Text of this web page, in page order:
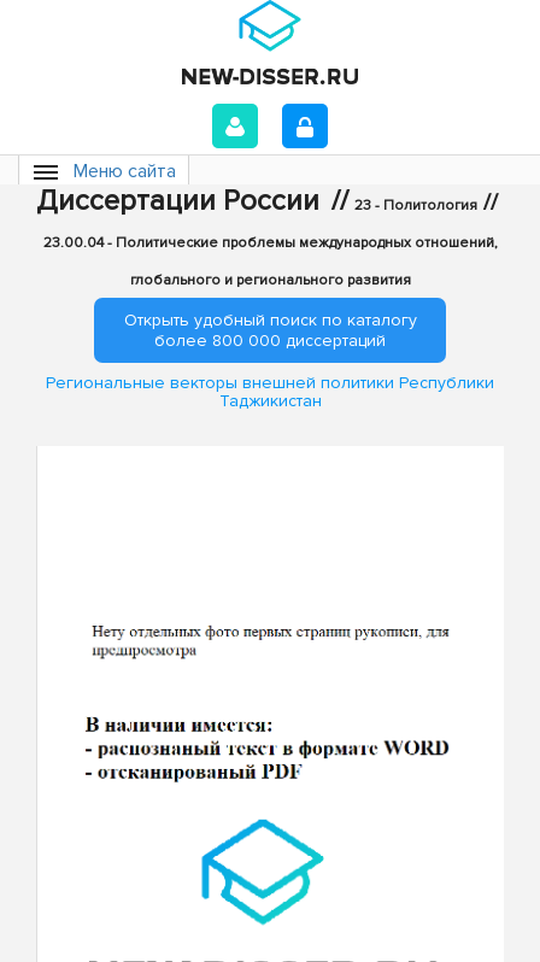
Меню сайта
Диссертации России // 23 - Политология //
23.00.04 - Политические проблемы международных отношений,
глобального и регионального развития
Открыть удобный поиск по каталогу
более 800 000 диссертаций
Региональные векторы внешней политики Республики
Таджикистан